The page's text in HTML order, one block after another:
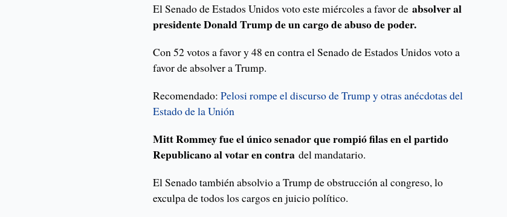
El Senado de Estados Unidos voto este miércoles a favor de absolver al
presidente Donald Trump de un cargo de abuso de poder.
Con 52 votos a favor y 48 en contra el Senado de Estados Unidos voto a
favor de absolver a Trump.
Recomendado:Pelosi rompe el discurso de Trump y otras anécdotas del
Estado de la Unión
Mitt Rommey fue el único senador que rompió filas en el partido
Republicano al votar en contra del mandatario.
El Senado también absolvio a Trump de obstrucción al congreso, lo
exculpa de todos los cargos en juicio político.